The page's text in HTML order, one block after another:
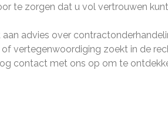
te zorgen dat u vol vertrouwen
advies over
vertegenwoordiging zoekt in de
contact met ons op om te